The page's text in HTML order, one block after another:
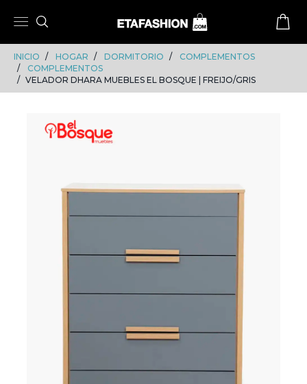
INICIO HOGAR DORMITORIO
COMPLEMENTOS
COMPLEMENTOS
VELADOR DHARA MUEBLES EL BOSQUE | FREIJO/GRIS